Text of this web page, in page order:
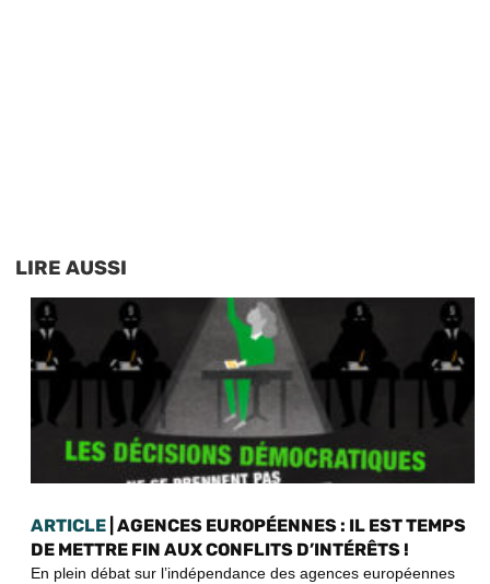
LIRE AUSSI
ARTICLE | AGENCES EUROPÉENNES : IL EST TEMPS
DE METTRE FIN AUX CONFLITS D’INTÉRÊTS !
En plein débat sur l’indépendance des agences européennes